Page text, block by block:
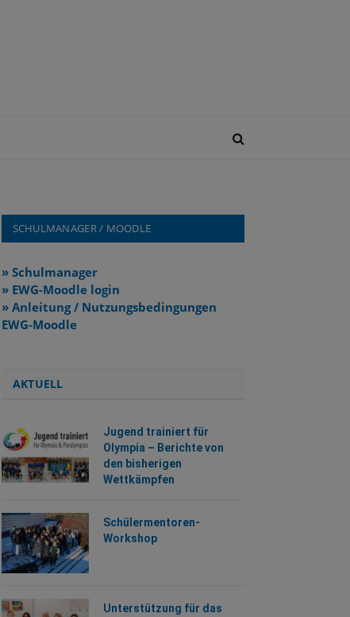
SCHULMANAGER / MOODLE
» Schulmanager
» EWG-Moodle login
» Anleitung / Nutzungsbedingungen
EWG-Moodle
AKTUELL
Jugend trainiert für
Olympia – Berichte von
den bisherigen
Wettkämpfen
Schülermentoren-
Workshop
Unterstützung für das